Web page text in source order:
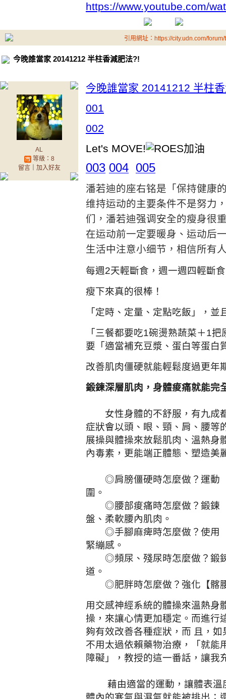
https://www.youtube.com/
引用網址：https://city.udn.com/
今晚誰當家 20141212 半柱香減肥法?!
AL
等級：8
留言｜ 加入好友
今晚誰當家 20141212 半柱
001
002
Let's MOVE!
003 004 005
潘若迪的座右铭是「保持健康
维持运动的主要条件不是努力
们，潘若迪强调安全的瘦身很
在运动前一定要暖身、运动
生活中注意小细节，相信所有
每週2天輕斷食， 週一週四輕斷食
瘦下來真的很棒！
「定時、定量、定點吃飯」，
「三餐都要吃1碗燙熟蔬菜＋1
要「適當補充豆漿、蛋白等蛋白
改善肌肉僵硬就能輕鬆度過更年
鍛鍊深層肌肉，身體痠痛就能完
女性身體的不舒服，有九成
症狀會以頭、眼、頸、肩、腰等
展操與體操來放鬆肌肉、溫熱身
內毒素，更能端正體態、塑造美
◎肩膀僵硬時怎麼做？運動【
圍。
◎腰部痠痛時怎麼做？鍛鍊【
盤、柔軟腰內肌肉。
◎手腳麻痺時怎麼做？使用【
緊繃感。
◎頻尿、殘尿時怎麼做？鍛鍊
道。
◎肥胖時怎麼做？強化【髂腰
用交感神經系統的體操來溫熱身
操，來讓心情更加穩定。而進行
夠有效改善各種症狀，而 且，
不用太過依賴藥物治療，「就能
障礙」，教授的這一番話，讓我
藉由適當的運動，讓體表溫